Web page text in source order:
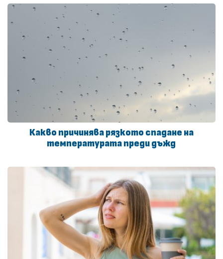
Какво причинява рязкото спадане на
температурата преди дъжд